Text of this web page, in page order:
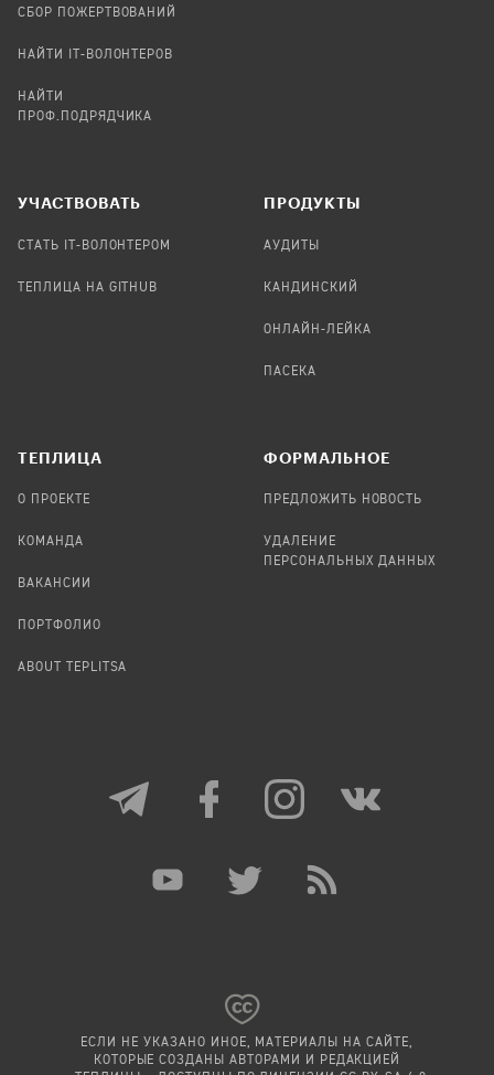
СБОР ПОЖЕРТВОВАНИЙ
НАЙТИ IT-ВОЛОНТЕРОВ
НАЙТИ
ПРОФ.ПОДРЯДЧИКА
УЧАСТВОВАТЬ
СТАТЬ IT-ВОЛОНТЕРОМ
ТЕПЛИЦА НА GITHUB
ПРОДУКТЫ
АУДИТЫ
КАНДИНСКИЙ
ОНЛАЙН-ЛЕЙКА
ПАСЕКА
TЕПЛИЦА
О ПРОЕКТЕ
КОМАНДА
ВАКАНСИИ
ПОРТФОЛИО
ABOUT TEPLITSA
ФОРМАЛЬНОЕ
ПРЕДЛОЖИТЬ НОВОСТЬ
УДАЛЕНИЕ
ПЕРСОНАЛЬНЫХ ДАННЫХ
ЕСЛИ НЕ УКАЗАНО ИНОЕ, МАТЕРИАЛЫ НА САЙТЕ,
КОТОРЫЕ СОЗДАНЫ АВТОРАМИ И РЕДАКЦИЕЙ